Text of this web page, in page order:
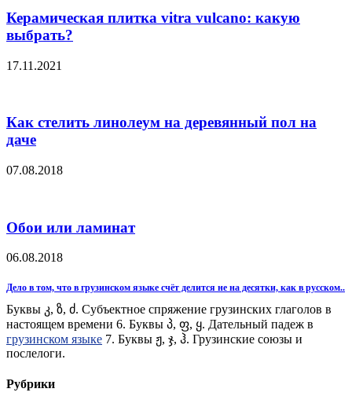
Керамическая плитка vitra vulcano: какую
выбрать?
17.11.2021
Как стелить линолеум на деревянный пол на
даче
07.08.2018
Обои или ламинат
06.08.2018
Дело в том, что в грузинском языке счёт делится не на десятки, как в русском..
Буквы კ, ზ, ძ. Субъектное спряжение грузинских глаголов в
настоящем времени 6. Буквы პ, ფ, ყ. Дательный падеж в
грузинском языке 7. Буквы ჟ, ჯ, ჰ. Грузинские союзы и
послелоги.
Рубрики